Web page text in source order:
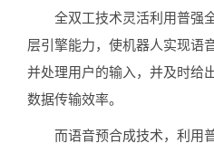
全双工技术灵活利用普强
层引擎能力，使机器人实现语
并处理用户的输入，并及时给
数据传输效率。
而语音预合成技术，利用